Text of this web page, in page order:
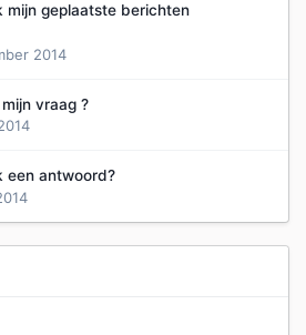
mijn geplaatste berichten
2014
mijn vraag ?
een antwoord?